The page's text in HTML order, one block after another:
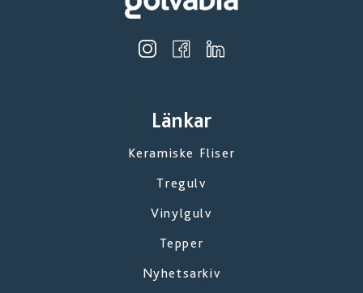
Länkar
Keramiske Fliser
Tregulv
Vinylgulv
Tepper
Nyhetsarkiv